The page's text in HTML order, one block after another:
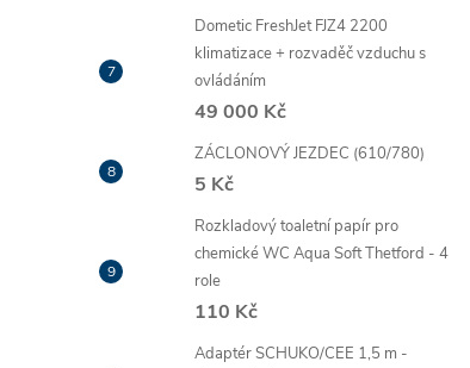
Dometic FreshJet FJZ4 2200
klimatizace + rozvaděč vzduchu s
ovládáním
49 000 Kč
ZÁCLONOVÝ JEZDEC (610/780)
5 Kč
Rozkladový toaletní papír pro
chemické WC Aqua Soft Thetford - 4
role
110 Kč
Adaptér SCHUKO/CEE 1,5 m -